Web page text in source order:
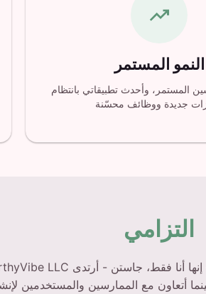
trending_up
النمو المستمر
المستمر، وأحدث تطبيقاتي بانتظام
التزامي
أتعاون مع الممارسين والمستخدمين